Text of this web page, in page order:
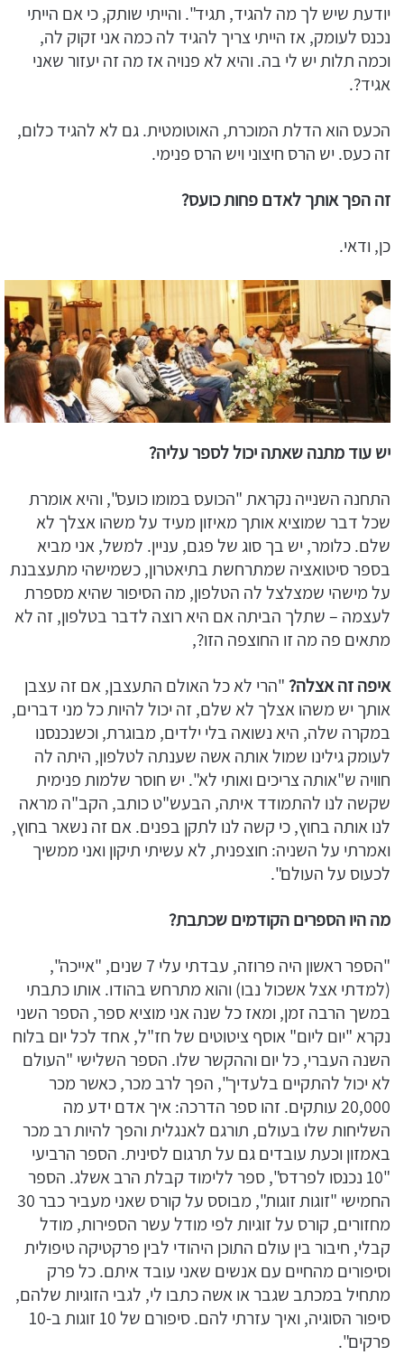
יודעת שיש לך מה להגיד, תגיד". והייתי שותק, כי אם הייתי
נכנס לעומק, אז הייתי צריך להגיד לה כמה אני זקוק לה,
וכמה תלות יש לי בה. והיא לא פנויה אז מה זה יעזור שאני
אגיד?.
הכעס הוא הדלת המוכרת, האוטומטית. גם לא להגיד כלום,
זה כעס. יש הרס חיצוני ויש הרס פנימי.
זה הפך אותך לאדם פחות כועס?
כן, ודאי.
יש עוד מתנה שאתה יכול לספר עליה?
התחנה השנייה נקראת "הכועס במומו כועס", והיא אומרת
שכל דבר שמוציא אותך מאיזון מעיד על משהו אצלך לא
שלם. כלומר, יש בך סוג של פגם, עניין. למשל, אני מביא
בספר סיטואציה שמתרחשת בתיאטרון, כשמישהי מתעצבנת
על מישהי שמצלצל לה הטלפון, מה הסיפור שהיא מספרת
לעצמה – שתלך הביתה אם היא רוצה לדבר בטלפון, זה לא
מתאים פה מה זו החוצפה הזו?,
איפה זה אצלה?"הרי לא כל האולם התעצבן, אם זה עצבן
אותך יש משהו אצלך לא שלם, זה יכול להיות כל מני דברים,
במקרה שלה, היא נשואה בלי ילדים, מבוגרת, וכשנכנסנו
לעומק גילינו שמול אותה אשה שענתה לטלפון, היתה לה
חוויה ש"אותה צריכים ואותי לא". יש חוסר שלמות פנימית
שקשה לנו להתמודד איתה, הבעש"ט כותב, הקב"ה מראה
לנו אותה בחוץ, כי קשה לנו לתקן בפנים. אם זה נשאר בחוץ,
ואמרתי על השניה: חוצפנית, לא עשיתי תיקון ואני ממשיך
לכעוס על העולם".
מה היו הספרים הקודמים שכתבת?
"הספר ראשון היה פרוזה, עבדתי עלי 7 שנים, "אייכה",
(למדתי אצל אשכול נבו) והוא מתרחש בהודו. אותו כתבתי
במשך הרבה זמן, ומאז כל שנה אני מוציא ספר, הספר השני
נקרא "יום ליום" אוסף ציטוטים של חז"ל, אחד לכל יום בלוח
השנה העברי, כל יום וההקשר שלו. הספר השלישי "העולם
לא יכול להתקיים בלעדיך", הפך לרב מכר, כאשר מכר
20,000 עותקים. זהו ספר הדרכה: איך אדם ידע מה
השליחות שלו בעולם, תורגם לאנגלית והפך להיות רב מכר
באמזון וכעת עובדים גם על תרגום לסינית. הספר הרביעי
"10 נכנסו לפרדס", ספר ללימוד קבלת הרב אשלג. הספר
החמישי "זוגות זוגות", מבוסס על קורס שאני מעביר כבר 30
מחזורים, קורס על זוגיות לפי מודל עשר הספירות, מודל
קבלי, חיבור בין עולם התוכן היהודי לבין פרקטיקה טיפולית
וסיפורים מהחיים עם אנשים שאני עובד איתם. כל פרק
מתחיל במכתב שגבר או אשה כתבו לי, לגבי הזוגיות שלהם,
סיפור הסוגיה, ואיך עזרתי להם. סיפורם של 10 זוגות ב-10
פרקים".